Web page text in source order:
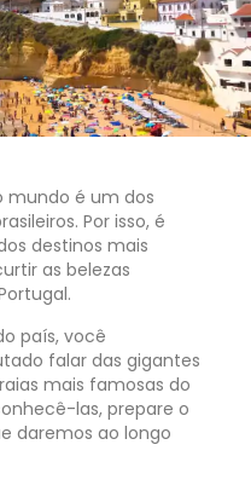
mundo é um dos
Por isso, é
destinos mais
as belezas
país, você
falar das gigantes
mais famosas do
las, prepare o
daremos ao longo